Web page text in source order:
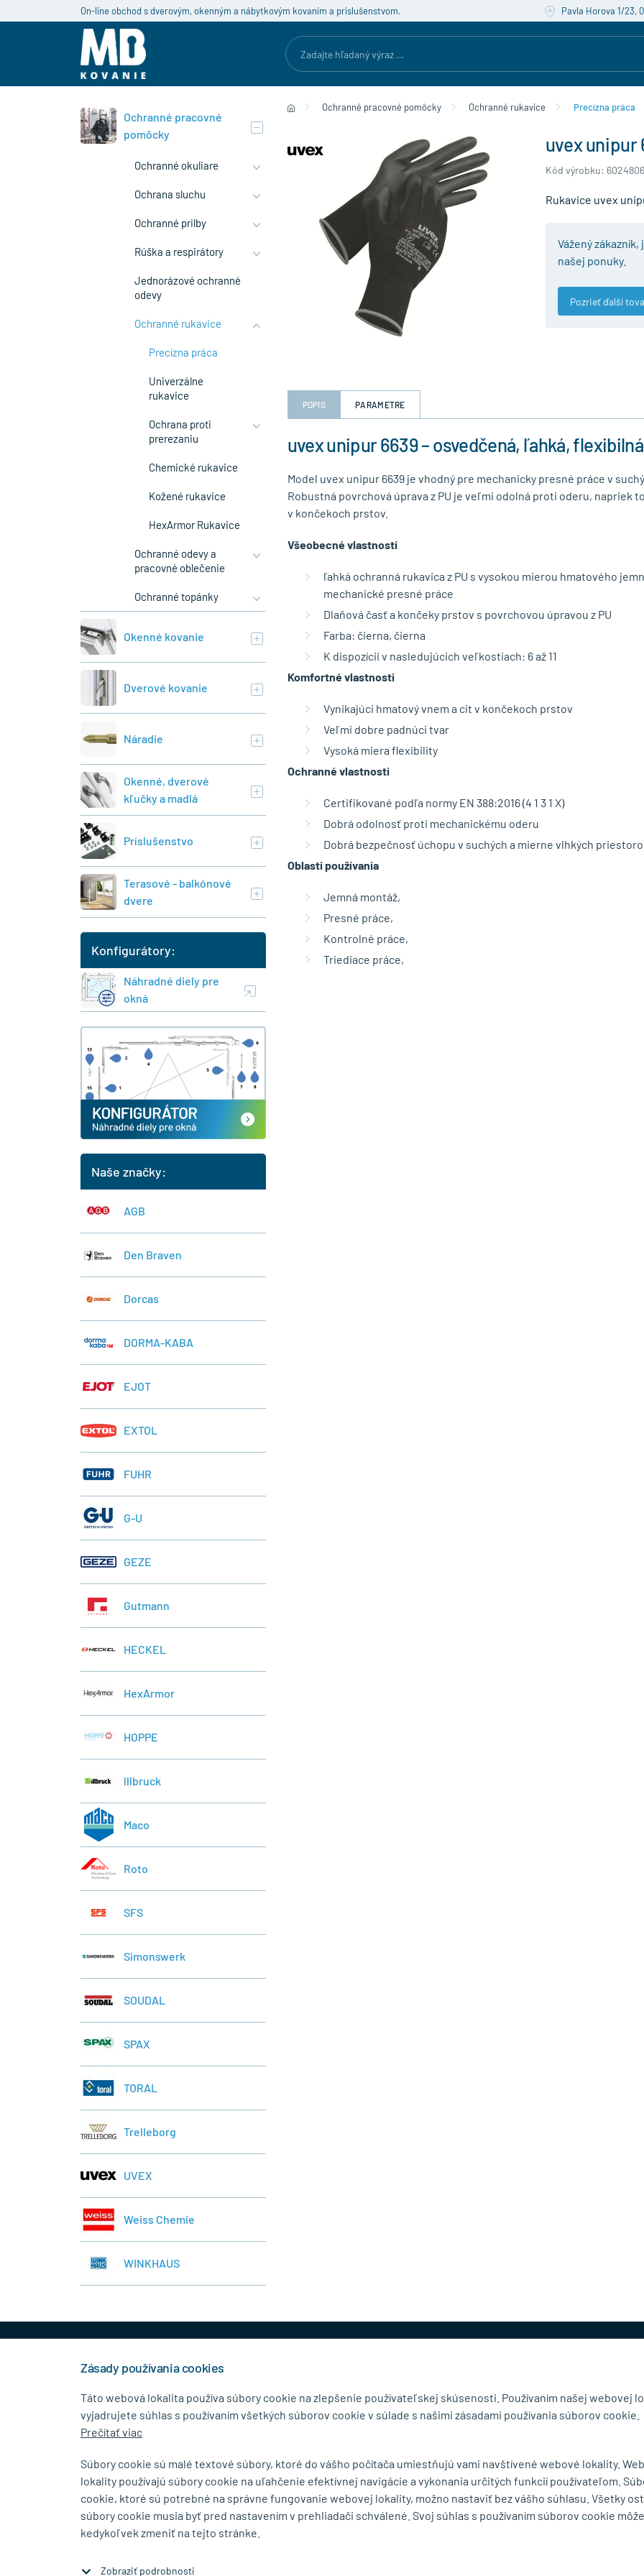
On-line obchod s dverovým, okenným a nábytkovým kovaním a príslušenstvom. Pavla Horova 1/23,
Ochranné pracovné pomôcky Ochranné rukavice Precízna práca
uvex unipur
Kód výrobku: 6024806
Rukavice uvex
Vážený
našej ponuky.
Pozrieť ďalší
POPIS PARAMETRE
uvex unipur 6639 – osvedčená, ľahká,
Model uvex unipur 6639 je vhodný pre mechanicky presné práce v
Robustná povrchová úprava z PU je veľmi odolná proti oderu, napriek
v končekoch prstov.
Všeobecné vlastnosti
ľahká ochranná rukavica z PU s vysokou mierou hmatového
mechanické presné práce
Dlaňová časť a končeky prstov s povrchovou úpravou z PU
Farba: čierna, čierna
K dispozícii v nasledujúcich veľkostiach: 6 až 11
Komfortné vlastnosti
Vynikajúci hmatový vnem a cit v končekoch prstov
Veľmi dobre padnúci tvar
Vysoká miera flexibility
Ochranné vlastnosti
Certifikované podľa normy EN 388:2016 (4 1 3 1 X)
Dobrá odolnosť proti mechanickému oderu
Dobrá bezpečnosť úchopu v suchých a mierne vlhkých
Oblasti používania
Jemná montáž,
Presné práce,
Kontrolné práce,
Triediace práce,
Ochranné pracovné
pomôcky
Ochranné okuliare
Ochrana sluchu
Ochranné prilby
Rúška a respirátory
Jednorázové ochranné
odevy
Ochranné rukavice
Precízna práca
Univerzálne
rukavice
Ochrana proti
prerezaniu
Chemické rukavice
Kožené rukavice
HexArmor Rukavice
Ochranné odevy a
pracovné oblečenie
Ochranné topánky
Okenné kovanie
Dverové kovanie
Náradie
Okenné, dverové
kľučky a madlá
Príslušenstvo
Terasové - balkónové
dvere
Konfigurátory:
Náhradné diely pre
okná
Naše značky:
AGB
Den Braven
Dorcas
DORMA-KABA
EJOT
EXTOL
FUHR
G-U
GEZE
Gutmann
HECKEL
HexArmor
HOPPE
lllbruck
Maco
Roto
SFS
Simonswerk
SOUDAL
SPAX
TORAL
Trelleborg
UVEX
Weiss Chemie
WINKHAUS
KONTAKTNÉ ÚDAJE
MB.Kovanie
Pavla Horova 1/23, 080 01
Prešov
Zobraziť na mape
O Spoločnosti
Blog
Kontakty
Doručenie a osobný odber
Obchodné podmienky
Reklamačný poriadok
Ochrana osobných údajov
Zásady používania cookies
Táto webová lokalita používa súbory cookie na zlepšenie používateľskej skúsenosti. Používaním našej webovej
vyjadrujete súhlas s používaním všetkých súborov cookie v súlade s našimi zásadami používania súborov cookie.
Prečítať viac
Súbory cookie sú malé textové súbory, ktoré do vášho počítača umiestňujú vami navštívené webové lokality.
lokality používajú súbory cookie na uľahčenie efektívnej navigácie a vykonania určitých funkcií používateľom.
cookie, ktoré sú potrebné na správne fungovanie webovej lokality, možno nastaviť bez vášho súhlasu. Všetky
súbory cookie musia byť pred nastavením v prehliadači schválené. Svoj súhlas s používaním súborov cookie
kedykoľvek zmeniť na tejto stránke.
Zobraziť podrobnosti